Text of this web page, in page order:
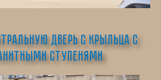
дверь с крыльца с
ступенями